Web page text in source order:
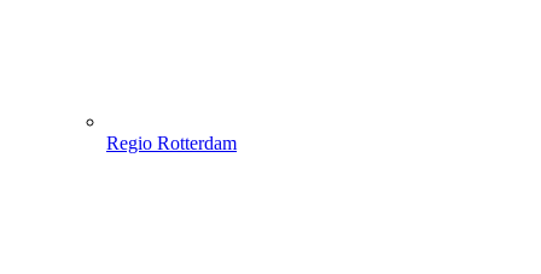
Regio Rotterdam